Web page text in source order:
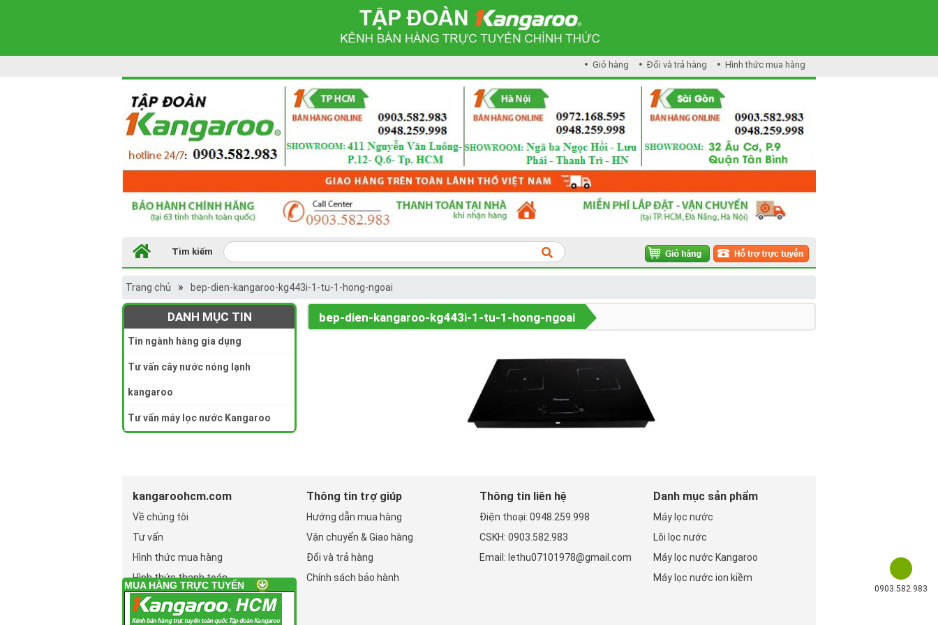
Giỏ hàng Đổi và trả hàng Hình thức mua hàng
Tìm kiếm
Trang chủ » bep-dien-kangaroo-kg443i-1-tu-1-hong-ngoai
DANH MỤC TIN
Tin ngành hàng gia dụng
Tư vấn cây nước nóng lạnh
kangaroo
Tư vấn máy lọc nước Kangaroo
bep-dien-kangaroo-kg443i-1-tu-1-hong-ngoai
kangaroohcm.com
Về chúng tôi
Tư vấn
Hình thức mua hàng
Hình thức thanh toán
Chính sách bảo mật
Thông tin trợ giúp
Hướng dẫn mua hàng
Vận chuyển & Giao hàng
Đổi và trả hàng
Chính sách bảo hành
Thông tin liên hệ
Điện thoại: 0948.259.998
CSKH: 0903.582.983
Email: lethu07101978@gmail.com
Danh mục sản phẩm
Máy lọc nước
Lõi lọc nước
Máy lọc nước Kangaroo
Máy lọc nước ion kiềm
MUA HÀNG TRỰC TUYẾN
?n
0903.582.983